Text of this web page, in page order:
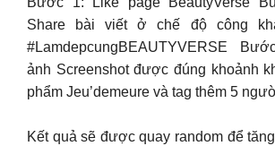
Share bài viết ở chế độ công
#LamdepcungBEAUTYVERSE
ảnh Screenshot được đúng khoảnh
phẩm Jeu’demeure và tag thêm 5
Kết quả sẽ được quay random để